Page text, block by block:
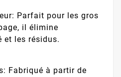
Parfait pour les gros
il élimine
et les résidus.
Fabriqué à partir de